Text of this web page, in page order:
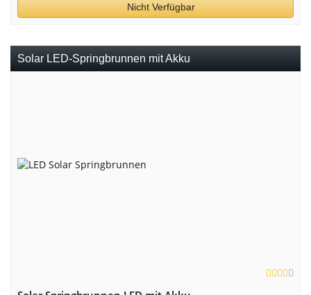
Nicht Verfügbar
Solar LED-Springbrunnen mit Akku